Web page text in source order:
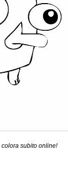
subito online!